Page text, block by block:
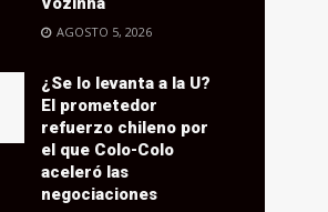
AGOSTO 5, 2026
¿Se lo levanta a la U?
El prometedor
refuerzo chileno por
el que Colo-Colo
aceleró las
negociaciones